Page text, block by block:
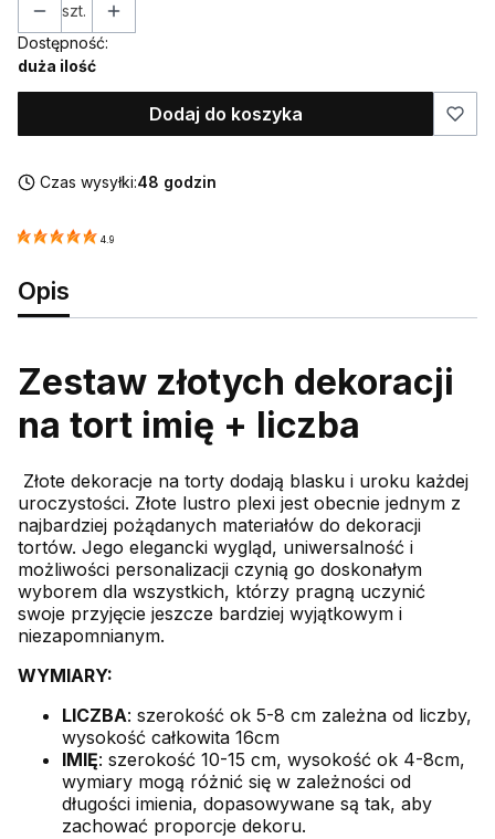
szt.
Dostępność:
duża ilość
Dodaj do koszyka
Czas wysyłki:48 godzin
4.9
Opis
Zestaw złotych dekoracji
na tort imię + liczba
Złote dekoracje na torty dodają blasku i uroku każdej
uroczystości. Złote lustro plexi jest obecnie jednym z
najbardziej pożądanych materiałów do dekoracji
tortów. Jego elegancki wygląd, uniwersalność i
możliwości personalizacji czynią go doskonałym
wyborem dla wszystkich, którzy pragną uczynić
swoje przyjęcie jeszcze bardziej wyjątkowym i
niezapomnianym.
WYMIARY:
LICZBA: szerokość ok 5-8 cm zależna od liczby,
wysokość całkowita 16cm
IMIĘ: szerokość 10-15 cm, wysokość ok 4-8cm,
wymiary mogą różnić się w zależności od
długości imienia, dopasowywane są tak, aby
zachować proporcje dekoru.